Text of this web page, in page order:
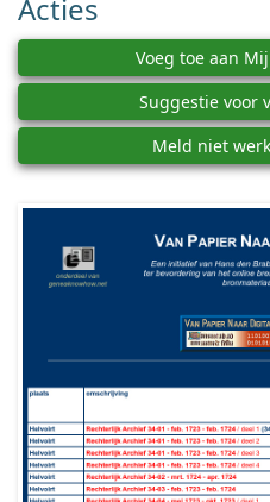
Acties
Voeg toe aan
Suggestie voor
Meld niet